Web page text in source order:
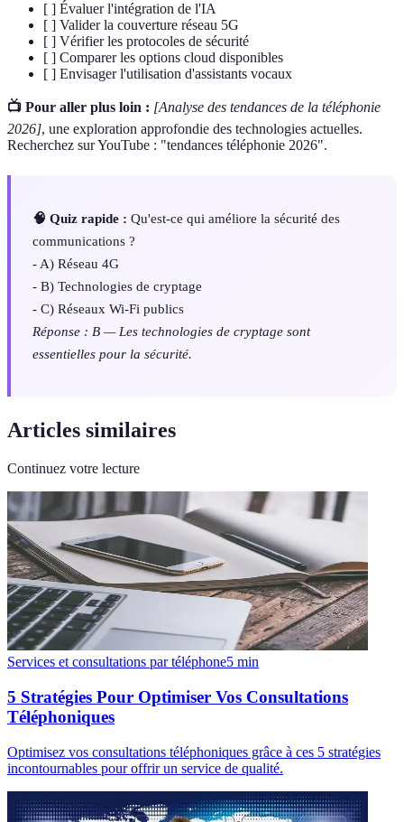
[ ] Évaluer l'intégration de l'IA
[ ] Valider la couverture réseau 5G
[ ] Vérifier les protocoles de sécurité
[ ] Comparer les options cloud disponibles
[ ] Envisager l'utilisation d'assistants vocaux
📺 Pour aller plus loin : [Analyse des tendances de la téléphonie
2026], une exploration approfondie des technologies actuelles.
Recherchez sur YouTube : "tendances téléphonie 2026".
🧠 Quiz rapide : Qu'est-ce qui améliore la sécurité des
communications ?
- A) Réseau 4G
- B) Technologies de cryptage
- C) Réseaux Wi-Fi publics
Réponse : B — Les technologies de cryptage sont
essentielles pour la sécurité.
Articles similaires
Continuez votre lecture
Services et consultations par téléphone5 min
5 Stratégies Pour Optimiser Vos Consultations
Téléphoniques
Optimisez vos consultations téléphoniques grâce à ces 5 stratégies
incontournables pour offrir un service de qualité.